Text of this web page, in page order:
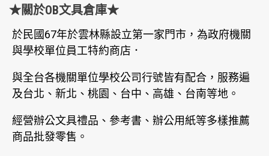
★關於OB文具倉庫★
於民國67年於雲林縣設立第一家門市，為政府機關
與學校單位員工特約商店．
與全台各機關單位學校公司行號皆有配合，服務遍
及台北、新北、桃園、台中、高雄、台南等地。
經營辦公文具禮品、參考書、辦公用紙等多樣推薦
商品批發零售。